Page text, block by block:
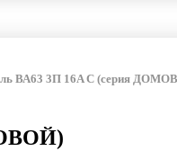
ВА63 3П 16A C (серия